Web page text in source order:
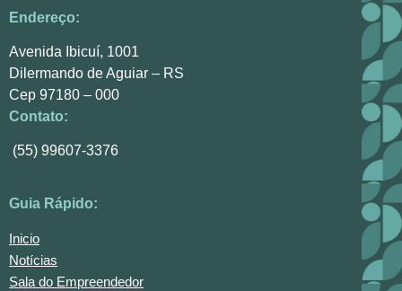
Endereço:
Avenida Ibicuí, 1001
Dilermando de Aguiar – RS
Cep 97180 – 000
Contato:
(55) 99607-3376
Guia Rápido:
Inicio
Notícias
Sala do Empreendedor